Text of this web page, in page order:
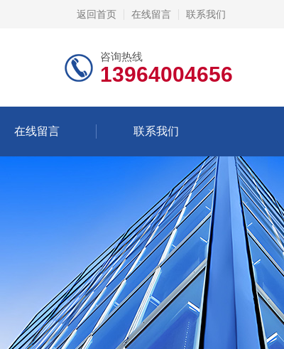
返回首页 在线留言 联系我们
咨询热线
13964004656
在线留言 联系我们